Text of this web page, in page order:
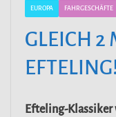
EUROPA FAHRGESCHÄFTE
GLEICH 2
EFTELING!
Efteling-